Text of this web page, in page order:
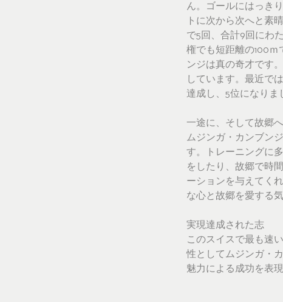
ん。ゴールにはっき
トに次から次へと素
で5回、合計9回にわ
権でも短距離の100
ンジは真の奇才です
しています。最近で
達成し、5位になりま
一途に、そして故郷
ムジンガ・カンブン
す。トレーニングに
をしたり、故郷で時
ーションを与えてく
な心と故郷を愛する
実現達成された志
このスイスで最も速
性としてムジンガ・
魅力による成功を表